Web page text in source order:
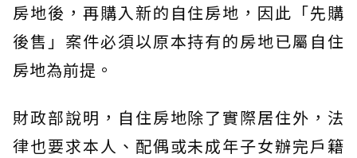
房地後，再購入新的自住房地，因此「先購
後售」案件必須以原本持有的房地已屬自住
房地為前提。
財政部說明，自住房地除了實際居住外，法
律也要求本人、配偶或未成年子女辦完戶籍